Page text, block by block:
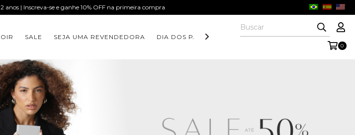
anos | Inscreva-se e ganhe 10% OFF na primeira compra
SALE SEJA UMA REVENDEDORA DIA DOS PAIS COLEÇÃO AURORA COLEÇÃO FORM
0